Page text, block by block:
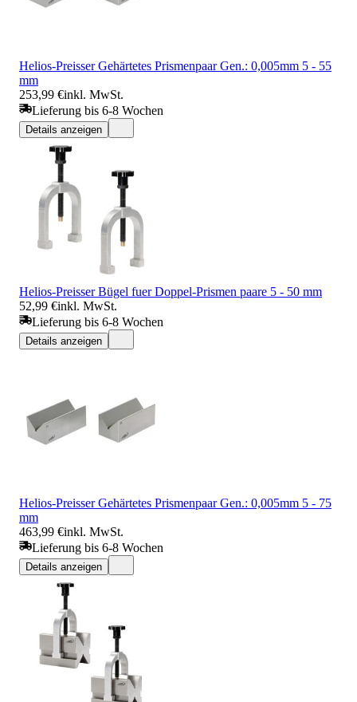
Helios-Preisser Gehärtetes Prismenpaar Gen.: 0,005mm 5 - 55
mm
253,99 €inkl. MwSt.
Lieferung bis 6-8 Wochen
Details anzeigen
Helios-Preisser Bügel fuer Doppel-Prismen paare 5 - 50 mm
52,99 €inkl. MwSt.
Lieferung bis 6-8 Wochen
Details anzeigen
Helios-Preisser Gehärtetes Prismenpaar Gen.: 0,005mm 5 - 75
mm
463,99 €inkl. MwSt.
Lieferung bis 6-8 Wochen
Details anzeigen